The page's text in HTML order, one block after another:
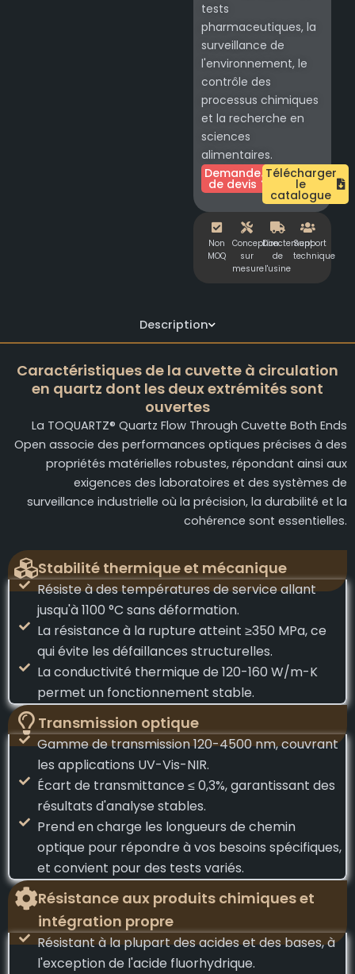
tests
pharmaceutiques, la
surveillance de
l'environnement, le
contrôle des
processus chimiques
et la recherche en
sciences
alimentaires.
Demande
de devis
Télécharger
le
catalogue
Non
MOQ
Conception
sur
mesure
Directement
de
l'usine
Support
technique
Description
Caractéristiques de la cuvette à circulation
en quartz dont les deux extrémités sont
ouvertes
La TOQUARTZ® Quartz Flow Through Cuvette Both Ends
Open associe des performances optiques précises à des
propriétés matérielles robustes, répondant ainsi aux
exigences des laboratoires et des systèmes de
surveillance industrielle où la précision, la durabilité et la
cohérence sont essentielles.
Stabilité thermique et mécanique
Résiste à des températures de service allant
jusqu'à 1100 °C sans déformation.
La résistance à la rupture atteint ≥350 MPa, ce
qui évite les défaillances structurelles.
La conductivité thermique de 120-160 W/m-K
permet un fonctionnement stable.
Transmission optique
Gamme de transmission 120-4500 nm, couvrant
les applications UV-Vis-NIR.
Écart de transmittance ≤ 0,3%, garantissant des
résultats d'analyse stables.
Prend en charge les longueurs de chemin
optique pour répondre à vos besoins spécifiques,
et convient pour des tests variés.
Résistance aux produits chimiques et
intégration propre
Résistant à la plupart des acides et des bases, à
l'exception de l'acide fluorhydrique.